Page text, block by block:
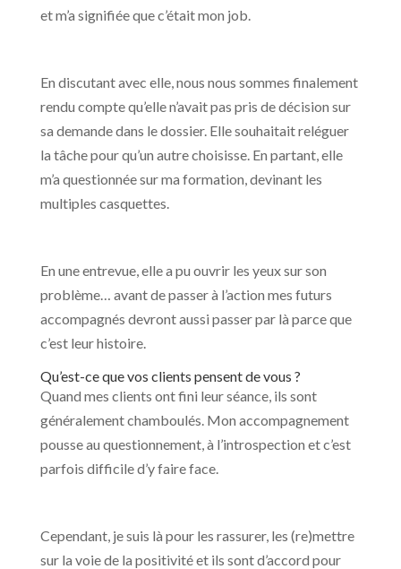
et m’a signifiée que c’était mon job.
En discutant avec elle, nous nous sommes finalement
rendu compte qu’elle n’avait pas pris de décision sur
sa demande dans le dossier. Elle souhaitait reléguer
la tâche pour qu’un autre choisisse. En partant, elle
m’a questionnée sur ma formation, devinant les
multiples casquettes.
En une entrevue, elle a pu ouvrir les yeux sur son
problème… avant de passer à l’action mes futurs
accompagnés devront aussi passer par là parce que
c’est leur histoire.
Qu’est-ce que vos clients pensent de vous ?
Quand mes clients ont fini leur séance, ils sont
généralement chamboulés. Mon accompagnement
pousse au questionnement, à l’introspection et c’est
parfois difficile d’y faire face.
Cependant, je suis là pour les rassurer, les (re)mettre
sur la voie de la positivité et ils sont d’accord pour